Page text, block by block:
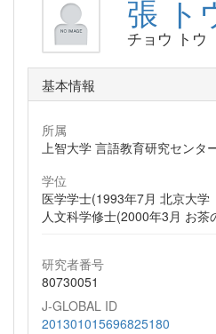
張 ト
チョウ トウ
基本情報
所属
上智大学 言語教育研究センタ
学位
医学学士(1993年7月 北京大学
人文科学修士(2000年3月 お茶
研究者番号
80730051
J-GLOBAL ID
201301015696825180